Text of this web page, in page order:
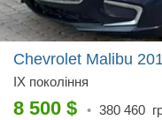
Chevrolet Malibu
IX покоління
8 500 $ • 380 460